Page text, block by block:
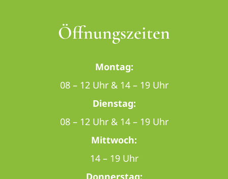
Öffnungszeiten
Montag:
08 – 12 Uhr & 14 – 19 Uhr
Dienstag:
08 – 12 Uhr & 14 – 19 Uhr
Mittwoch:
14 – 19 Uhr
Donnerstag: